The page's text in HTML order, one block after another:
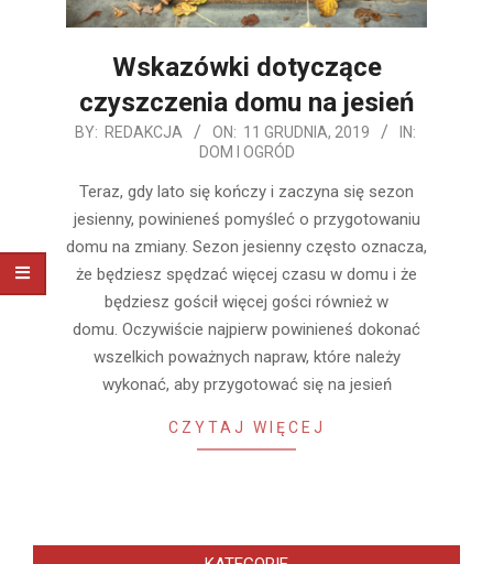
Wskazówki dotyczące
czyszczenia domu na jesień
2019-
11
BY: REDAKCJA ON: 11 GRUDNIA, 2019
IN:
DOM I OGRÓD
Teraz, gdy lato się kończy i zaczyna się sezon
jesienny, powinieneś pomyśleć o przygotowaniu
domu na zmiany. Sezon jesienny często oznacza,
że ​​będziesz spędzać więcej czasu w domu i że
będziesz gościł więcej gości również w
domu. Oczywiście najpierw powinieneś dokonać
wszelkich poważnych napraw, które należy
wykonać, aby przygotować się na jesień
CZYTAJ WIĘCEJ